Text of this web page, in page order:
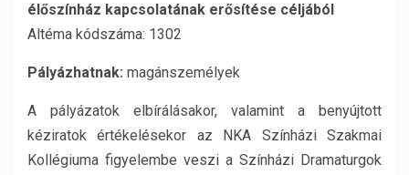
élőszínház kapcsolatának erősítése céljából
Altéma kódszáma: 1302
Pályázhatnak: magánszemélyek
A pályázatok elbírálásakor, valamint a benyújtott
kéziratok értékelésekor az NKA Színházi Szakmai
Kollégiuma figyelembe veszi a Színházi Dramaturgok